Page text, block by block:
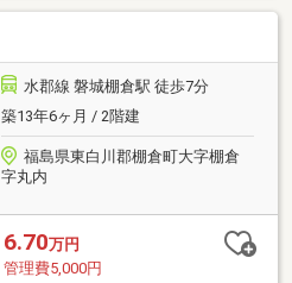
水郡線 磐城棚倉駅 徒歩7分
築13年6ヶ月 / 2階建
福島県東白川郡棚倉町大字棚倉
字丸内
6.70万円
管理費5,000円